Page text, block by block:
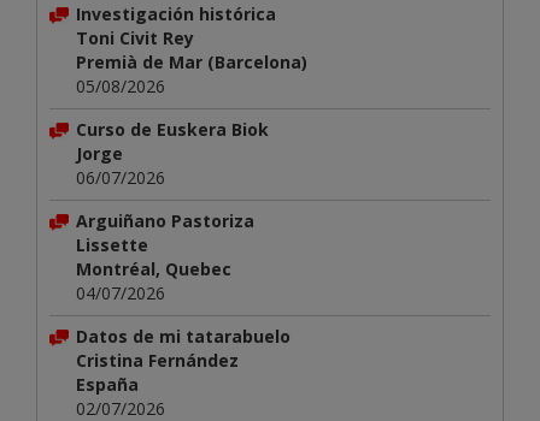
Investigación histórica
Toni Civit Rey
Premià de Mar (Barcelona)
05/08/2026
Curso de Euskera Biok
Jorge
06/07/2026
Arguiñano Pastoriza
Lissette
Montréal, Quebec
04/07/2026
Datos de mi tatarabuelo
Cristina Fernández
España
02/07/2026